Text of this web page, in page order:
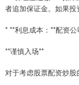
者追加保证金。如果投
* **利息成本：**配资
**谨慎入场**
对于考虑股票配资炒股